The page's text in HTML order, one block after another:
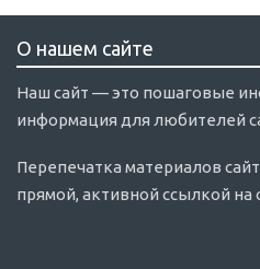
О нашем сайте
Наш сайт — это пошаговые
информация для любителей
Перепечатка материалов
прямой, активной ссылкой на